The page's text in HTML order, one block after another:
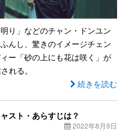
り」などのチャン・ドンユン
んし、驚きのイメージチェン
ー「砂の上にも花は咲く」が
れる。
続きを読む
スト・あらすじは？
2022年8月9日